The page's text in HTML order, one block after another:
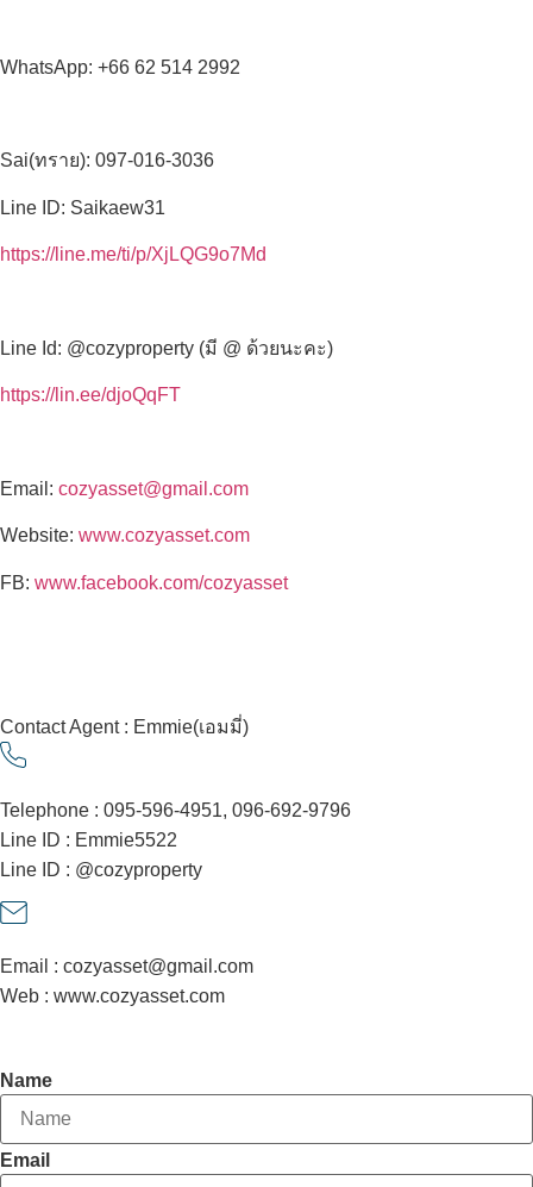
WhatsApp: +66 62 514 2992
Sai(ทราย): 097-016-3036
Line ID: Saikaew31
https://line.me/ti/p/XjLQG9o7Md
Line Id: @cozyproperty (มี @ ด้วยนะคะ)
https://lin.ee/djoQqFT
Email: cozyasset@gmail.com
Website: www.cozyasset.com
FB: www.facebook.com/cozyasset
Contact Agent : Emmie(เอมมี่)
Telephone : 095-596-4951, 096-692-9796
Line ID : Emmie5522
Line ID : @cozyproperty
Email : cozyasset@gmail.com
Web : www.cozyasset.com
Name
Email